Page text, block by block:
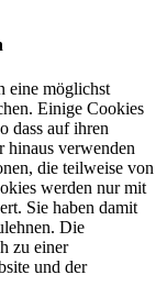
eine möglichst
Einige Cookies
dass auf ihren
hinaus verwenden
die teilweise von
werden nur mit
Sie haben damit
Die
zu einer
und der